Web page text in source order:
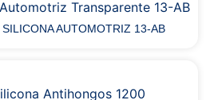
AUTOMOTRIZ 13-AB